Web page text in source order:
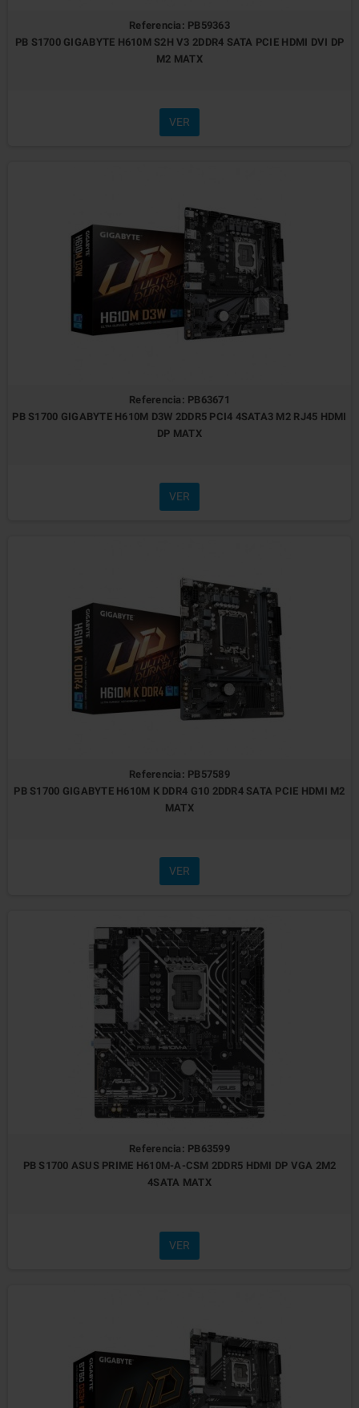
Referencia: PB59363
PB S1700 GIGABYTE H610M S2H V3 2DDR4 SATA PCIE HDMI DVI DP
M2 MATX
VER
Referencia: PB63671
PB S1700 GIGABYTE H610M D3W 2DDR5 PCI4 4SATA3 M2 RJ45 HDMI
DP MATX
VER
Referencia: PB57589
PB S1700 GIGABYTE H610M K DDR4 G10 2DDR4 SATA PCIE HDMI M2
MATX
VER
Referencia: PB63599
PB S1700 ASUS PRIME H610M-A-CSM 2DDR5 HDMI DP VGA 2M2
4SATA MATX
VER